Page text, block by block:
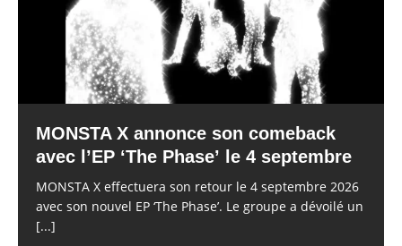
MONSTA X annonce son comeback
avec l’EP ‘The Phase’ le 4 septembre
MONSTA X effectuera son retour le 4 septembre 2026
avec son nouvel EP ‘The Phase’. Le groupe a dévoilé un
[...]